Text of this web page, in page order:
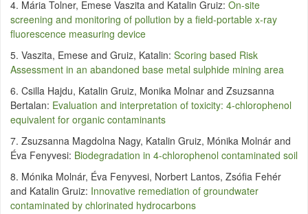
4. Mária Tolner, Emese Vaszita and Katalin Gruiz: On-site
screening and monitoring of pollution by a field-portable x-ray
fluorescence measuring device
5. Vaszita, Emese and Gruiz, Katalin: Scoring based Risk
Assessment in an abandoned base metal sulphide mining area
6. Csilla Hajdu, Katalin Gruiz, Monika Molnar and Zsuzsanna
Bertalan: Evaluation and interpretation of toxicity: 4-chlorophenol
equivalent for organic contaminants
7. Zsuzsanna Magdolna Nagy, Katalin Gruiz, Mónika Molnár and
Éva Fenyvesi: Biodegradation in 4-chlorophenol contaminated soil
8. Mónika Molnár, Éva Fenyvesi, Norbert Lantos, Zsófia Fehér
and Katalin Gruiz: Innovative remediation of groundwater
contaminated by chlorinated hydrocarbons